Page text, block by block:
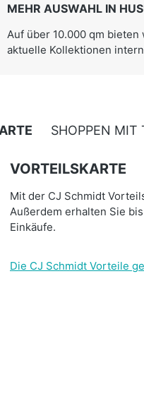
MEHR AUSWAHL IN
Auf über 10.000 qm
aktuelle Kollektionen
SHOPPEN MIT
VORTEILSKARTE
Mit der CJ Schmidt
Außerdem erhalten Sie
Einkäufe.
Die CJ Schmidt Vorteile